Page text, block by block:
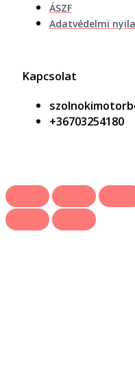
ÁSZF
Adatvédelmi
Kapcsolat
+36703254180